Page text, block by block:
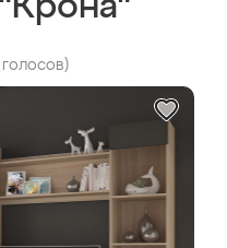
голосов)